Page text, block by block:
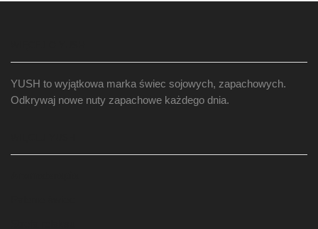
YUSH to wyjątkowa marka świec sojowych, zapachowych.
Odkrywaj nowe nuty zapachowe każdego dnia.